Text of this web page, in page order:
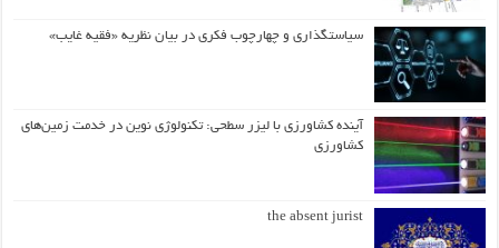
سیاستگذاری و چهارچوب فکری در بیان نظریه «فقیه غایب»
آینده کشاورزی با لیزر سطحی: تکنولوژی نوین در خدمت زمین‌های
کشاورزی
the absent jurist